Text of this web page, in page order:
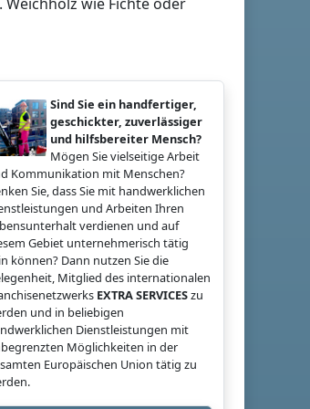
Sind Sie ein handfertiger,
geschickter, zuverlässiger
und hilfsbereiter Mensch?
Mögen Sie vielseitige Arbeit
Kommunikation mit Menschen?
Sie, dass Sie mit handwerklichen
und Arbeiten Ihren
verdienen und auf
Gebiet unternehmerisch tätig
können? Dann nutzen Sie die
Mitglied des internationalen
EXTRA SERVICESzu
und in beliebigen
Dienstleistungen mit
Möglichkeiten in der
Europäischen Union tätig zu